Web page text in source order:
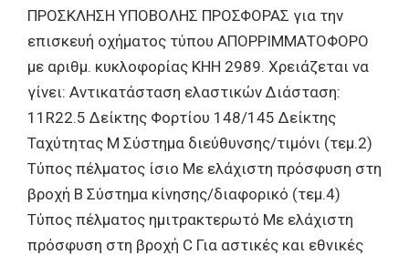
ΠΡΟΣΚΛΗΣΗ ΥΠΟΒΟΛΗΣ ΠΡΟΣΦΟΡΑΣ για την
επισκευή οχήματος τύπου ΑΠΟΡΡΙΜΜΑΤΟΦΟΡΟ
με αριθμ. κυκλοφορίας ΚΗΗ 2989. Χρειάζεται να
γίνει: Αντικατάσταση ελαστικών Διάσταση:
11R22.5 Δείκτης Φορτίου 148/145 Δείκτης
Ταχύτητας Μ Σύστημα διεύθυνσης/τιμόνι (τεμ.2)
Τύπος πέλματος ίσιο Με ελάχιστη πρόσφυση στη
βροχή Β Σύστημα κίνησης/διαφορικό (τεμ.4)
Τύπος πέλματος ημιτρακτερωτό Με ελάχιστη
πρόσφυση στη βροχή C Για αστικές και εθνικές